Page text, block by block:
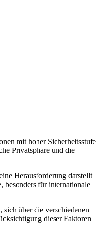
mit hoher Sicherheitsstufe
Privatsphäre und die
Herausforderung darstellt.
besonders für internationale
über die verschiedenen
dieser Faktoren